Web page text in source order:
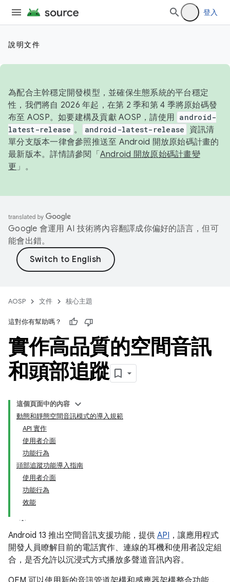
登入
說明文件
為配合主幹穩定開發模型，並確保生態系統的平台穩定
性，我們將自 2026 年起，在第 2 季和第 4 季將原始碼發
布至 AOSP。如要建構及貢獻 AOSP，請使用 android-
latest-release 。 android-latest-release
資訊清
單分支版本一律會參照推送至 Android 開放原始碼計畫的
最新版本。詳情請參閱「 Android 開放原始碼計畫變
更 」。
Google 會運用 AI 技術將內容翻譯成你偏好的語言，但可
能會出錯。
AOSP 文件 核心主題
這對你有幫助嗎？
實作高品質的空間音訊
和頭部追蹤
這個頁面中的內容
動態和靜態空間音訊模式的導入規範
API 實作
使用者介面
功能行為
頭部追蹤功能導入指南
使用者介面
功能行為
效能
Android 13 推出空間音訊支援功能，提供 API ，讓應用程式
開發人員瞭解目前的電話實作、連線的耳機和使用者設定組
合，是否允許以沉浸式方式播放多聲道音訊內容。